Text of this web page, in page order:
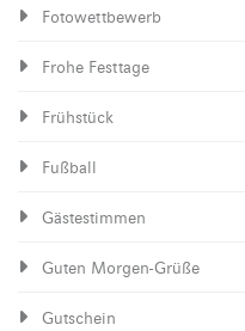
Fotowettbewerb
Frohe Festtage
Frühstück
Fußball
Gästestimmen
Guten Morgen-Grüße
Gutschein